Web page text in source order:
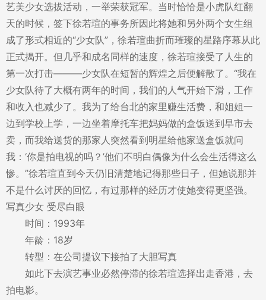
艺美少女选拔活动，一举荣获冠军。当时恰恰是小虎队红翻
天的时候，签下徐若瑄的事务所因此将她和另外两个女生组
成了形式相近的“少女队”，徐若瑄曲折而璀璨的星路序幕从此
正式揭开。但几乎和成名同样的速度，徐若瑄接受了人生的
第一次打击———少女队在短暂的辉煌之后便解散了。“我在
少女队待了大概有两年的时间，我们的人气开始下滑，工作
和收入也减少了。我为了给台北的家里赚生活费，和姐姐一
边到学校上学，一边坐着摩托车把妈妈做的盒饭送到早市去
卖，而我给送货的那家人突然看到明星给他家送盒饭就问
我：‘你是拍电视的吗？’他们不明白偶像为什么会生活得这么
惨。”徐若瑄直到今天仍旧清楚地记得那些日子，但她说那并
不是什么讨厌的回忆，有过那样的经历才使她变得更坚强。
写真少女 受尽白眼
时间：1993年
年龄：18岁
转型：在公司提议下接拍了大胆写真
如此下去演艺事业必然停滞的徐若瑄选择出走香港，去
拍电影。